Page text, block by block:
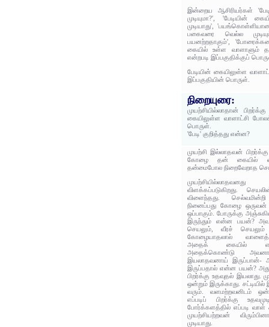
இன்றைய ஆசிரியர்கள்
முடியுமா?', 'பேடியின்
முடியாது',
பகைவரை வெல்ல
பயனற்றதாகும்',
கையில் உள்ள வாளாளும்
என்றபடி இப்பகுதிக்குப்
பேடியின் கையிலுள்ள
இப்பகுதியின் பொருள்.
நிறையுரை:
முயற்சியில்லாதான்
கையிலுள்ள வாளாட்சி
பொருள்.
'பேடி' குறித்தது என்ன?
முயற்சி இல்லாதவன்
கோழை தன் கையில்
தன்மைபோல நிறைவேறாத
விளக்கப்படுகிறது.
விளைந்தது.
நினைப்பது கோழை
ஒப்பாகும். போருக்கு
இருந்தும் என்ன பயன்?
செயலும், வீரச்
கோழையாதலால்
அதைக் கையில்
அதைக்கொண்டு
இயலாதவனாய்
இருப்பதால் என்ன பயன்?
பிறர்க்கு உதவுதல் இயலாது.
ஒன்றும் இருக்காது.
வரும். வளமற்றவனிடம்
எப்படிப் பிறர்க்கு
போர்க்களத்தில் எப்படி வாள்
முயற்சியற்றவன்
முடியாது.